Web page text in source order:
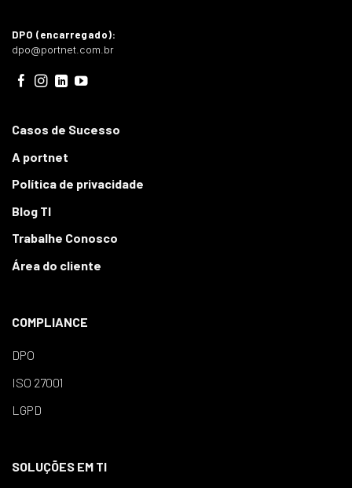
DPO (encarregado):
dpo@portnet.com.br
Casos de Sucesso
A portnet
Política de privacidade
Blog TI
Trabalhe Conosco
Área do cliente
COMPLIANCE
DPO
ISO 27001
LGPD
SOLUÇÕES EM TI